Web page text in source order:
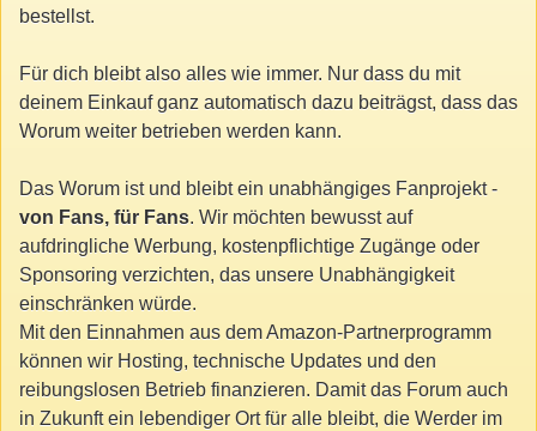
bestellst.
Für dich bleibt also alles wie immer. Nur dass du mit
deinem Einkauf ganz automatisch dazu beiträgst, dass das
Worum weiter betrieben werden kann.
Das Worum ist und bleibt ein unabhängiges Fanprojekt -
von Fans, für Fans. Wir möchten bewusst auf
aufdringliche Werbung, kostenpflichtige Zugänge oder
Sponsoring verzichten, das unsere Unabhängigkeit
einschränken würde.
Mit den Einnahmen aus dem Amazon-Partnerprogramm
können wir Hosting, technische Updates und den
reibungslosen Betrieb finanzieren. Damit das Forum auch
in Zukunft ein lebendiger Ort für alle bleibt, die Werder im